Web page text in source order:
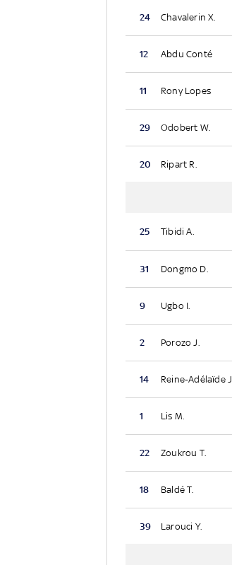
24 Chavalerin X.
12 Abdu Conté
11 Rony Lopes
29 Odobert W.
20 Ripart R.
25 Tibidi A.
31 Dongmo D.
9 Ugbo I.
2 Porozo J.
14 Reine-Adélaïde J.
1 Lis M.
22 Zoukrou T.
18 Baldé T.
39 Larouci Y.